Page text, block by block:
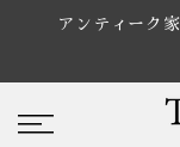
アンティーク